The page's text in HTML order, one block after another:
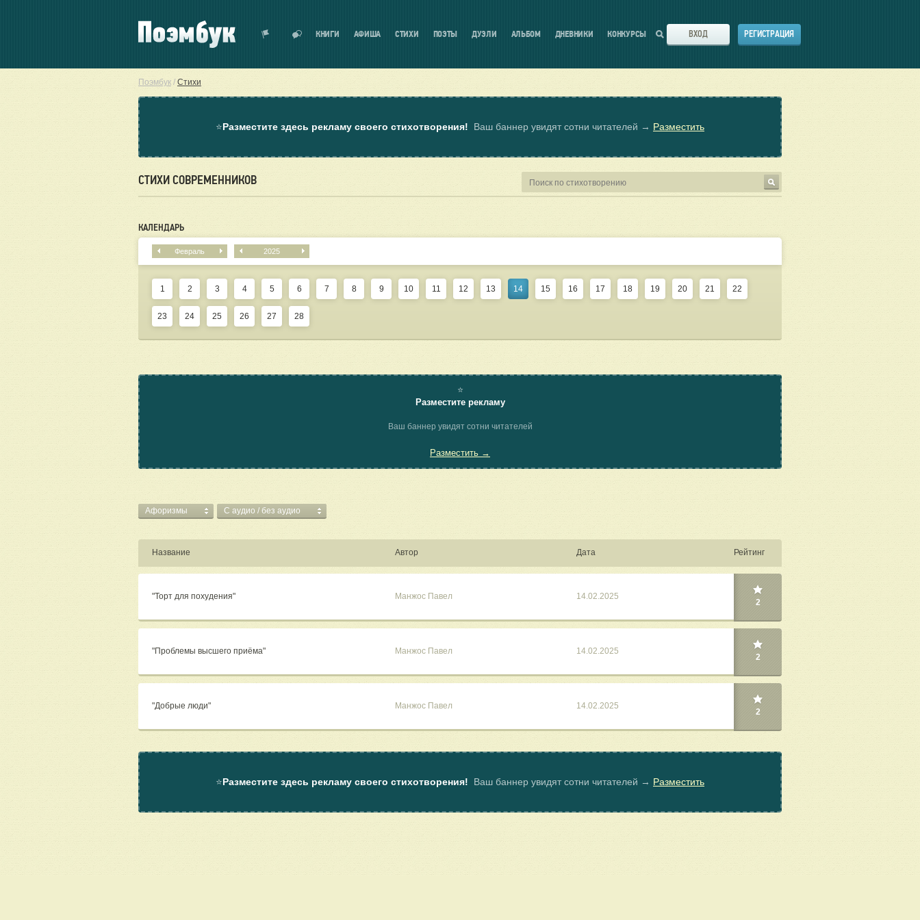
КНИГИ АФИША СТИХИ ПОЭТЫ ДУЭЛИ АЛЬБОМ ДНЕВНИКИ КОНКУРСЫ ВХОД РЕГИСТРАЦИЯ
Поэмбук / Стихи
⭐Разместите здесь рекламу своего стихотворения! Ваш баннер увидят сотни читателей → Разместить
СТИХИ СОВРЕМЕННИКОВ
КАЛЕНДАРЬ
Февраль 2025
1 2 3 4 5 6 7 8 9 10 11 12 13 14 15 16 17 18 19 20 21 22
23 24 25 26 27 28
⭐
Разместите рекламу
Ваш баннер увидят сотни читателей
Разместить →
Афоризмы C аудио / без аудио
Название Автор Дата Рейтинг
"Торт для похудения" Манжос Павел 14.02.2025
2
"Проблемы высшего приёма" Манжос Павел 14.02.2025
2
"Добрые люди" Манжос Павел 14.02.2025
2
⭐Разместите здесь рекламу своего стихотворения! Ваш баннер увидят сотни читателей → Разместить